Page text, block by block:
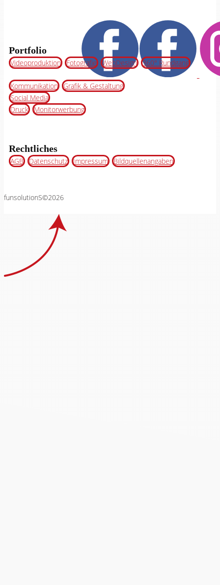
Portfolio
Videoproduktion Fotografie WebDesign 360° Rundgang
Kommunikation Grafik & Gestaltung
Social Media
Druck Monitorwerbung
Rechtliches
AGB Datenschutz Impressum Bildquellenangaben
funsolutionS©2026